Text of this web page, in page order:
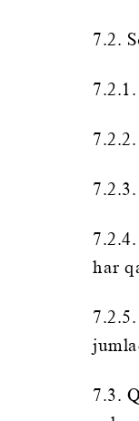
7.2.
har
7.3.